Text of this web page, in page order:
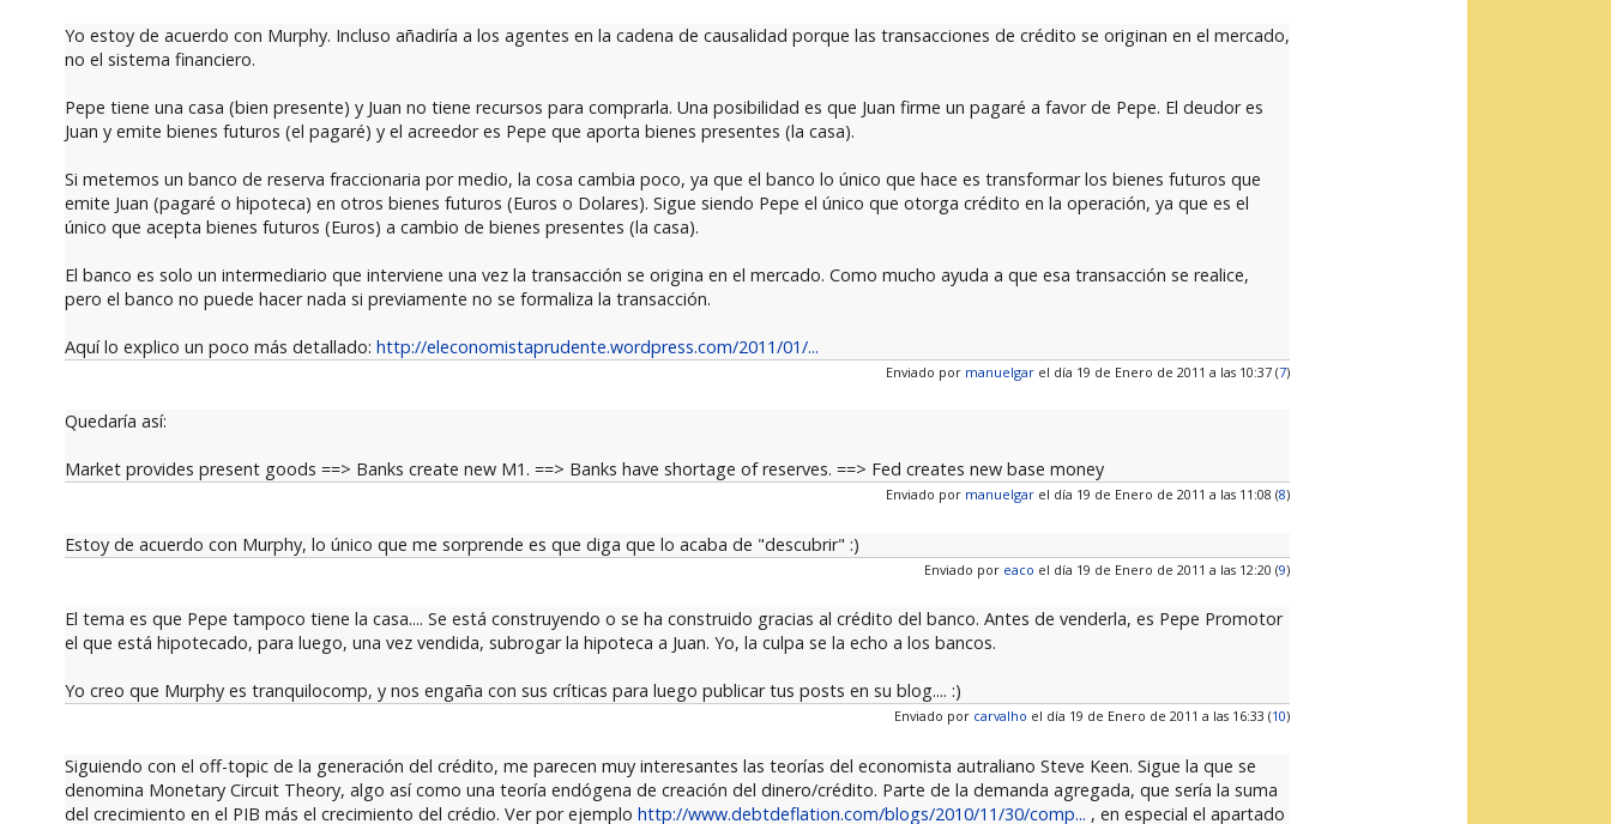
Yo estoy de acuerdo con Murphy. Incluso añadiría a los agentes en la cadena de causalidad porque las transacciones de crédito se originan en el mercado,
no el sistema financiero.
Pepe tiene una casa (bien presente) y Juan no tiene recursos para comprarla. Una posibilidad es que Juan firme un pagaré a favor de Pepe. El deudor es
Juan y emite bienes futuros (el pagaré) y el acreedor es Pepe que aporta bienes presentes (la casa).
Si metemos un banco de reserva fraccionaria por medio, la cosa cambia poco, ya que el banco lo único que hace es transformar los bienes futuros que
emite Juan (pagaré o hipoteca) en otros bienes futuros (Euros o Dolares). Sigue siendo Pepe el único que otorga crédito en la operación, ya que es el
único que acepta bienes futuros (Euros) a cambio de bienes presentes (la casa).
El banco es solo un intermediario que interviene una vez la transacción se origina en el mercado. Como mucho ayuda a que esa transacción se realice,
pero el banco no puede hacer nada si previamente no se formaliza la transacción.
Aquí lo explico un poco más detallado: http://eleconomistaprudente.wordpress.com/2011/01/...
Enviado por manuelgar el día 19 de Enero de 2011 a las 10:37 (7)
Quedaría así:
Market provides present goods ==> Banks create new M1. ==> Banks have shortage of reserves. ==> Fed creates new base money
Enviado por manuelgar el día 19 de Enero de 2011 a las 11:08 (8)
Estoy de acuerdo con Murphy, lo único que me sorprende es que diga que lo acaba de "descubrir" :)
Enviado por eaco el día 19 de Enero de 2011 a las 12:20 (9)
El tema es que Pepe tampoco tiene la casa.... Se está construyendo o se ha construido gracias al crédito del banco. Antes de venderla, es Pepe Promotor
el que está hipotecado, para luego, una vez vendida, subrogar la hipoteca a Juan. Yo, la culpa se la echo a los bancos.
Yo creo que Murphy es tranquilocomp, y nos engaña con sus críticas para luego publicar tus posts en su blog.... :)
Enviado por carvalho el día 19 de Enero de 2011 a las 16:33 (10)
Siguiendo con el off-topic de la generación del crédito, me parecen muy interesantes las teorías del economista autraliano Steve Keen. Sigue la que se
denomina Monetary Circuit Theory, algo así como una teoría endógena de creación del dinero/crédito. Parte de la demanda agregada, que sería la suma
del crecimiento en el PIB más el crecimiento del crédio. Ver por ejemplo http://www.debtdeflation.com/blogs/2010/11/30/comp... , en especial el apartado